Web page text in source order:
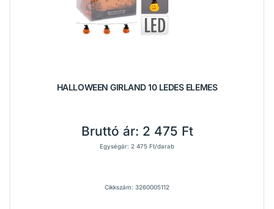
HALLOWEEN GIRLAND 10 LEDES ELEMES
Bruttó ár: 2 475 Ft
Egységár: 2 475 Ft/darab
Cikkszám: 3260005112